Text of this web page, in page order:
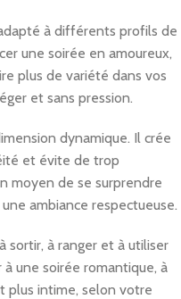
à différents profils de
une soirée en amoureux,
plus de variété dans vos
et sans pression.
dynamique. Il crée
et évite de trop
moyen de se surprendre
ambiance respectueuse.
sortir, à ranger et à utiliser
à une soirée romantique, à
plus intime, selon votre